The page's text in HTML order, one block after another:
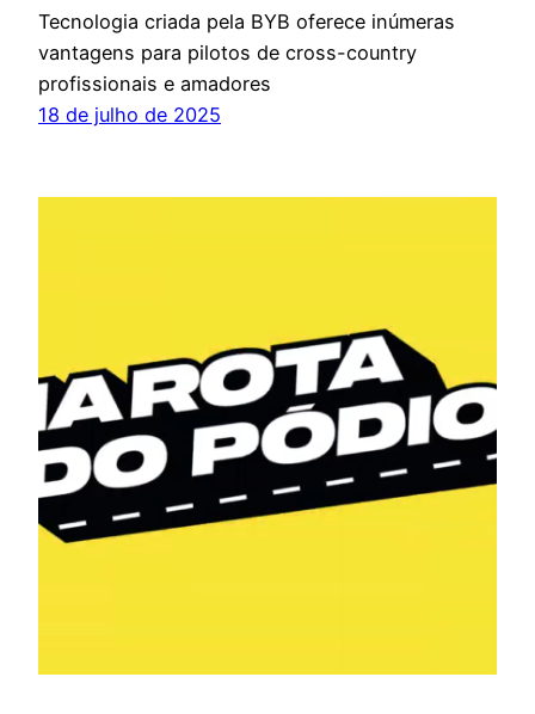
Tecnologia criada pela BYB oferece inúmeras
vantagens para pilotos de cross-country
profissionais e amadores
18 de julho de 2025